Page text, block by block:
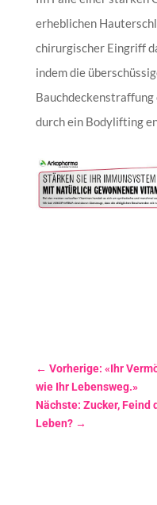
erheblichen
chirurgischer Eingriff
indem die
Bauchdeckenstraffung
durch ein Bodylifting
← Vorherige: «Ihr
wie Ihr Lebensweg.»
Nächste: Zucker, Feind
Leben?→